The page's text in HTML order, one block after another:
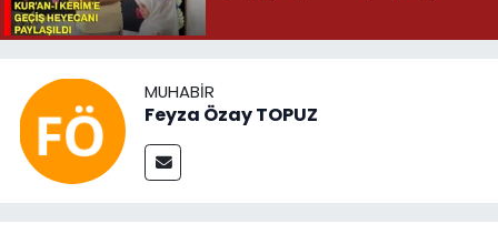
MUHABIR
Feyza Özay TOPUZ